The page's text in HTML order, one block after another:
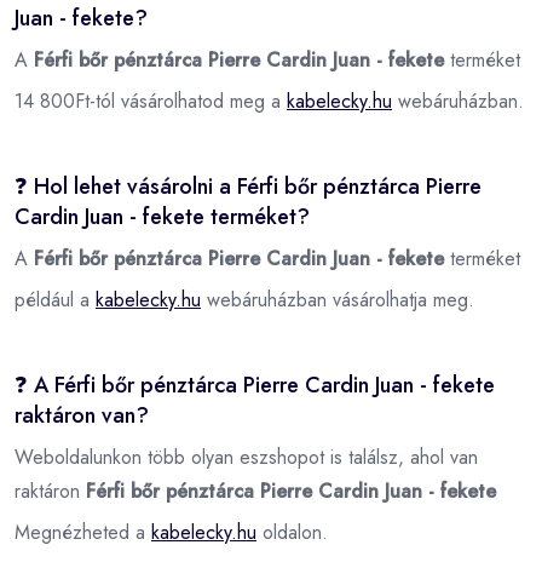
Juan - fekete?
A Férfi bőr pénztárca Pierre Cardin Juan - feketeterméket
14 800Ft-tól vásárolhatod meg a kabelecky.hu webáruházban.
❓ Hol lehet vásárolni a Férfi bőr pénztárca Pierre
Cardin Juan - fekete terméket?
A Férfi bőr pénztárca Pierre Cardin Juan - feketeterméket
például a kabelecky.hu webáruházban vásárolhatja meg.
❓ A Férfi bőr pénztárca Pierre Cardin Juan - fekete
raktáron van?
Weboldalunkon több olyan eszshopot is találsz, ahol van
raktáron Férfi bőr pénztárca Pierre Cardin Juan - fekete
Megnézheted a kabelecky.hu oldalon.